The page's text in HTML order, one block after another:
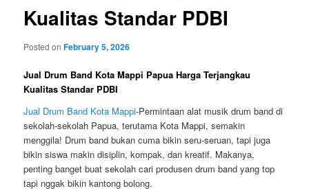
Kualitas Standar PDBI
Posted onFebruary 5, 2026
Jual Drum Band Kota Mappi Papua Harga Terjangkau
Kualitas Standar PDBI
Jual Drum Band Kota Mappi-Permintaan alat musik drum band di
sekolah-sekolah Papua, terutama Kota Mappi, semakin
menggila! Drum band bukan cuma bikin seru-seruan, tapi juga
bikin siswa makin disiplin, kompak, dan kreatif. Makanya,
penting banget buat sekolah cari produsen drum band yang top
tapi nggak bikin kantong bolong.